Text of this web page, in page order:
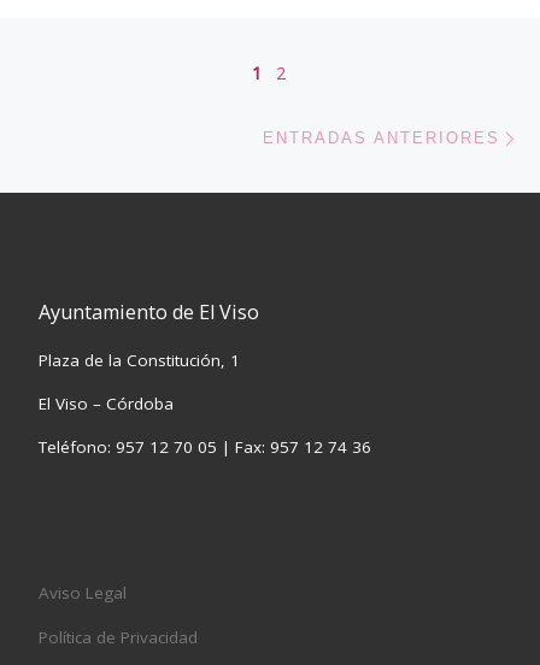
Navegación de entradas
1 2
ENTRADAS ANTERIORES
Ayuntamiento de El Viso
Plaza de la Constitución, 1
El Viso – Córdoba
Teléfono: 957 12 70 05 | Fax: 957 12 74 36
Aviso Legal
Política de Privacidad